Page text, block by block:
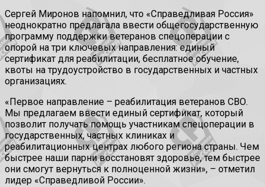
Сергей Миронов напомнил, что «Справедливая Россия»
неоднократно предлагала ввести общегосударственную
программу поддержки ветеранов спецоперации с
опорой на три ключевых направления: единый
сертификат для реабилитации, бесплатное обучение,
квоты на трудоустройство в государственных и частных
организациях.
«Первое направление – реабилитация ветеранов СВО.
Мы предлагаем ввести единый сертификат, который
позволит получать помощь участникам спецоперации в
государственных, частных клиниках и
реабилитационных центрах любого региона страны. Чем
быстрее наши парни восстановят здоровье, тем быстрее
они смогут вернуться к полноценной жизни», – отметил
лидер «Справедливой России».